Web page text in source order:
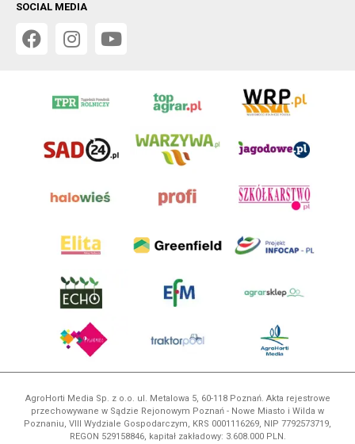
SOCIAL MEDIA
AgroHorti Media Sp. z o.o. ul. Metalowa 5, 60-118 Poznań. Akta rejestrowe
przechowywane w Sądzie Rejonowym Poznań - Nowe Miasto i Wilda w
Poznaniu, VIII Wydziale Gospodarczym, KRS 0001116269, NIP 7792573719,
REGON 529158846, kapitał zakładowy: 3.608.000 PLN.